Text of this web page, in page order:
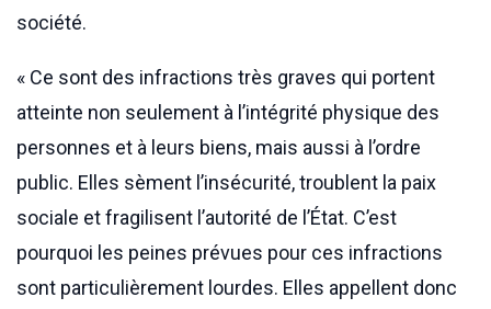
société.
« Ce sont des infractions très graves qui portent
atteinte non seulement à l’intégrité physique des
personnes et à leurs biens, mais aussi à l’ordre
public. Elles sèment l’insécurité, troublent la paix
sociale et fragilisent l’autorité de l’État. C’est
pourquoi les peines prévues pour ces infractions
sont particulièrement lourdes. Elles appellent donc